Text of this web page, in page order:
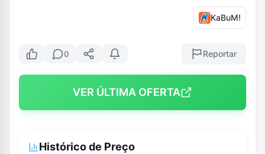
KaBuM!
0 Reportar
VER ÚLTIMA OFERTA
Histórico de Preço